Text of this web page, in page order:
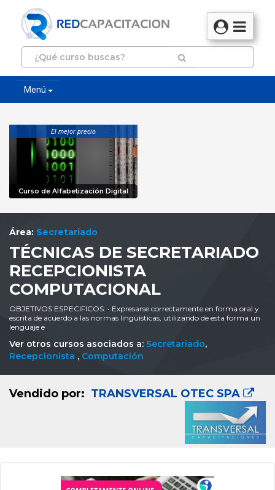
Menú
El mejor precio
Curso de Alfabetización Digital
Área: Secretariado
TÉCNICAS DE SECRETARIADO
RECEPCIONISTA
COMPUTACIONAL
OBJETIVOS ESPECIFICOS: • Expresarse correctamente en forma oral y
escrita de acuerdo a las normas lingüísticas, utilizando de esta forma un
lenguaje e
Ver otros cursos asociados a: Secretariado,
Recepcionista , Computación
Vendido por: TRANSVERSAL OTEC SPA